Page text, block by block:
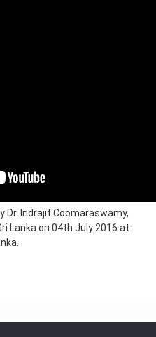
நிலையம்
காட்சிச் சாலை
Dr. Indrajit Coomaraswamy,
Lanka on 04th July 2016 at